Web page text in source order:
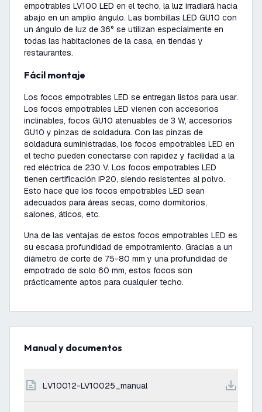
empotrables LV100 LED en el techo, la luz irradiará hacia
abajo en un amplio ángulo. Las bombillas LED GU10 con
un ángulo de luz de 36° se utilizan especialmente en
todas las habitaciones de la casa, en tiendas y
restaurantes.
Fácil montaje
Los focos empotrables LED se entregan listos para usar.
Los focos empotrables LED vienen con accesorios
inclinables, focos GU10 atenuables de 3 W, accesorios
GU10 y pinzas de soldadura. Con las pinzas de
soldadura suministradas, los focos empotrables LED en
el techo pueden conectarse con rapidez y facilidad a la
red eléctrica de 230 V. Los focos empotrables LED
tienen certificación IP20, siendo resistentes al polvo.
Esto hace que los focos empotrables LED sean
adecuados para áreas secas, como dormitorios,
salones, áticos, etc.
Una de las ventajas de estos focos empotrables LED es
su escasa profundidad de empotramiento. Gracias a un
diámetro de corte de 75-80 mm y una profundidad de
empotrado de solo 60 mm, estos focos son
prácticamente aptos para cualquier techo.
Manual y documentos
LV10012-LV10025_manual